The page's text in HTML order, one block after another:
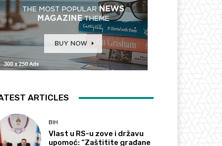
ARTICLES
BIH
Vlast u RS-u zove i državu
upomoć: “Zaštitite građane